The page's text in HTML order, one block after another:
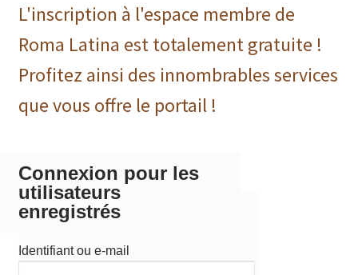
L'inscription à l'espace membre de
Roma Latina est totalement gratuite !
Profitez ainsi des innombrables services
que vous offre le portail !
Connexion pour les
utilisateurs
enregistrés
Identifiant ou e-mail